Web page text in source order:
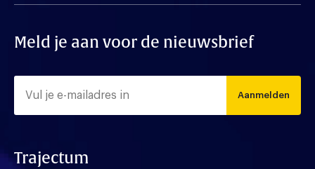
Meld je aan voor de nieuwsbrief
Aanmelden
Trajectum